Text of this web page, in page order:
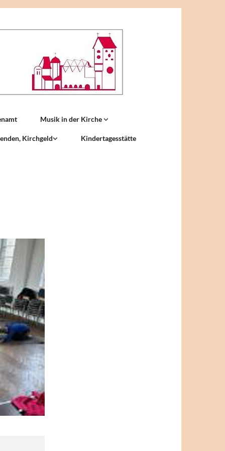
Musik in der Kirche
Kirchgeld Kindertagesstätte